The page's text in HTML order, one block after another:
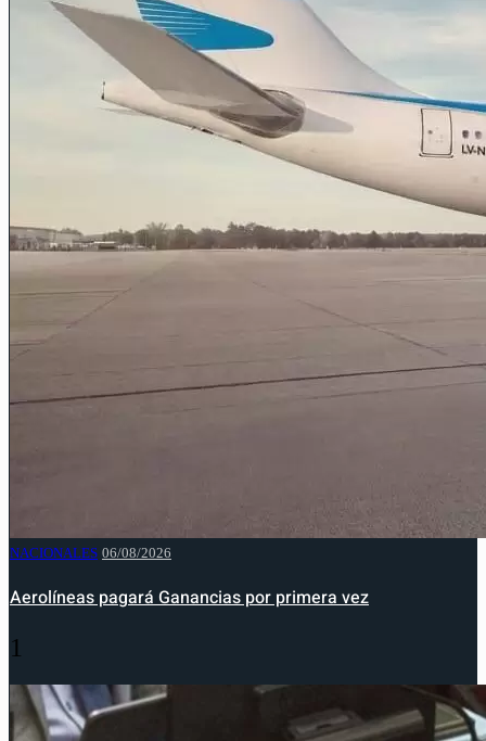
NACIONALES 06/08/2026
Aerolíneas pagará Ganancias por primera vez
1